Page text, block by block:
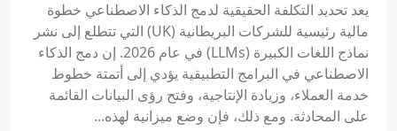
يعد تحديد التكلفة الحقيقية لدمج الذكاء الاصطناعي خطوة
مالية رئيسية للشركات البريطانية (UK) التي تتطلع إلى نشر
نماذج اللغات الكبيرة (LLMs) في عام 2026. إن دمج الذكاء
الاصطناعي في البرامج التطبيقية يؤدي إلى أتمتة خطوط
خدمة العملاء، وزيادة الإنتاجية، وفتح رؤى البيانات القائمة
على المحادثة. ومع ذلك، فإن وضع ميزانية لهذه...